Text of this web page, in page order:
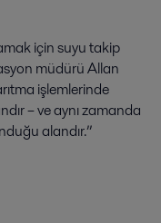
için suyu takip
müdürü Allan
işlemlerinde
– ve aynı zamanda
alandır.”